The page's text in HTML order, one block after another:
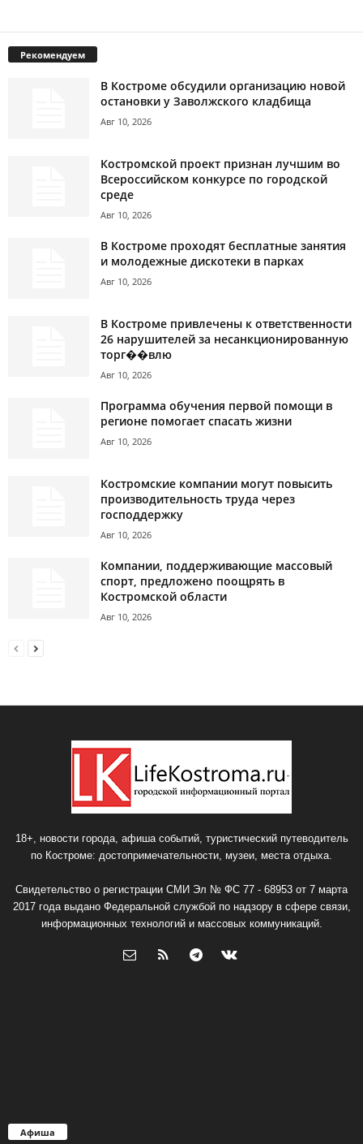
Рекомендуем
В Костроме обсудили организацию новой
остановки у Заволжского кладбища
Авг 10, 2026
Костромской проект признан лучшим во
Всероссийском конкурсе по городской
среде
Авг 10, 2026
В Костроме проходят бесплатные занятия
и молодежные дискотеки в парках
Авг 10, 2026
В Костроме привлечены к ответственности
26 нарушителей за несанкционированную
торг��влю
Авг 10, 2026
Программа обучения первой помощи в
регионе помогает спасать жизни
Авг 10, 2026
Костромские компании могут повысить
производительность труда через
господдержку
Авг 10, 2026
Компании, поддерживающие массовый
спорт, предложено поощрять в
Костромской области
Авг 10, 2026
18+, новости города, афиша событий, туристический путеводитель
по Костроме: достопримечательности, музеи, места отдыха.
Свидетельство о регистрации СМИ Эл № ФС 77 - 68953 от 7 марта
2017 года выдано Федеральной службой по надзору в сфере связи,
информационных технологий и массовых коммуникаций.
Афиша